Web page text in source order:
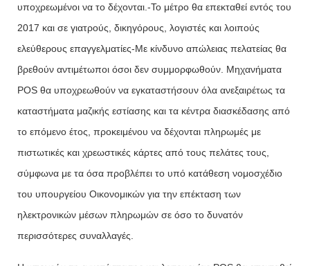
υποχρεωμένοι να το δέχονται.-Το μέτρο θα επεκταθεί εντός του
2017 και σε γιατρούς, δικηγόρους, λογιστές και λοιπούς
ελεύθερους επαγγελματίες-Με κίνδυνο απώλειας πελατείας θα
βρεθούν αντιμέτωποι όσοι δεν συμμορφωθούν. Μηχανήματα
POS θα υποχρεωθούν να εγκαταστήσουν όλα ανεξαιρέτως τα
καταστήματα μαζικής εστίασης και τα κέντρα διασκέδασης από
το επόμενο έτος, προκειμένου να δέχονται πληρωμές με
πιστωτικές και χρεωστικές κάρτες από τους πελάτες τους,
σύμφωνα με τα όσα προβλέπει το υπό κατάθεση νομοσχέδιο
του υπουργείου Οικονομικών για την επέκταση των
ηλεκτρονικών μέσων πληρωμών σε όσο το δυνατόν
περισσότερες συναλλαγές.